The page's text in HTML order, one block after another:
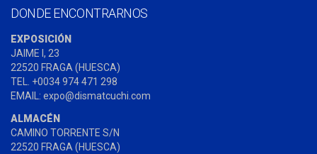
DONDE ENCONTRARNOS
EXPOSICIÓN
JAIME I, 23
22520 FRAGA (HUESCA)
TEL. +0034 974 471 298
EMAIL: expo@dismatcuchi.com
ALMACÉN
CAMINO TORRENTE S/N
22520 FRAGA (HUESCA)